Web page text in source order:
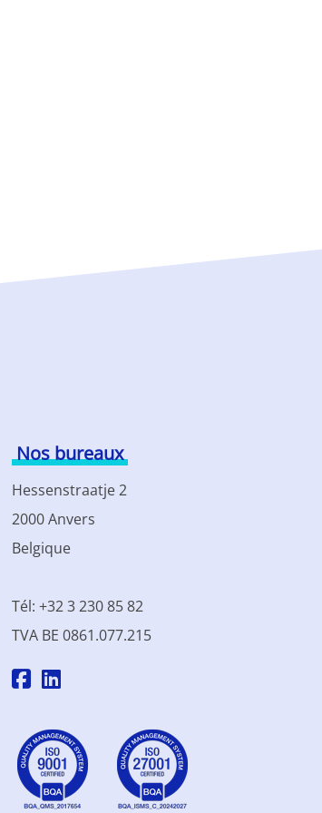
Nos bureaux
Hessenstraatje 2
2000 Anvers
Belgique
Tél: +32 3 230 85 82
TVA BE 0861.077.215